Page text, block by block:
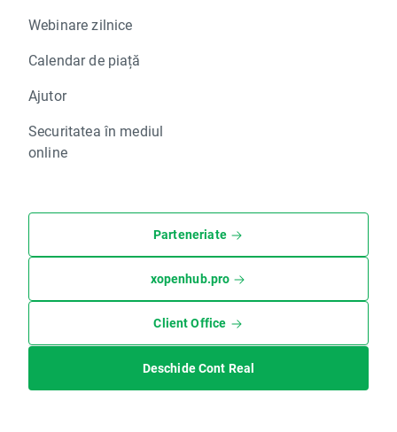
Webinare zilnice
Calendar de piață
Ajutor
Securitatea în mediul
online
Parteneriate
xopenhub.pro
Client Office
Deschide Cont Real